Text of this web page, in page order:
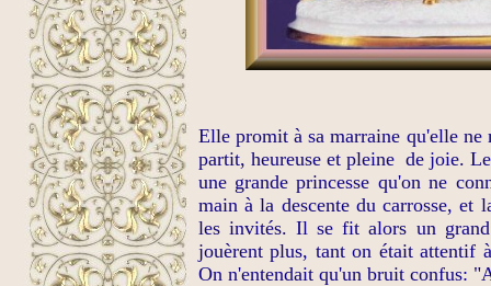
Elle promità sa marraine qu'elle ne
partit, heureuse et pleine de joie.
une grande princesse qu'on ne
main à la descente du carrosse, et
les invités. Il se fit alors un
jouèrent plus, tant on était attentif
On n'entendait qu'un bruit confus: